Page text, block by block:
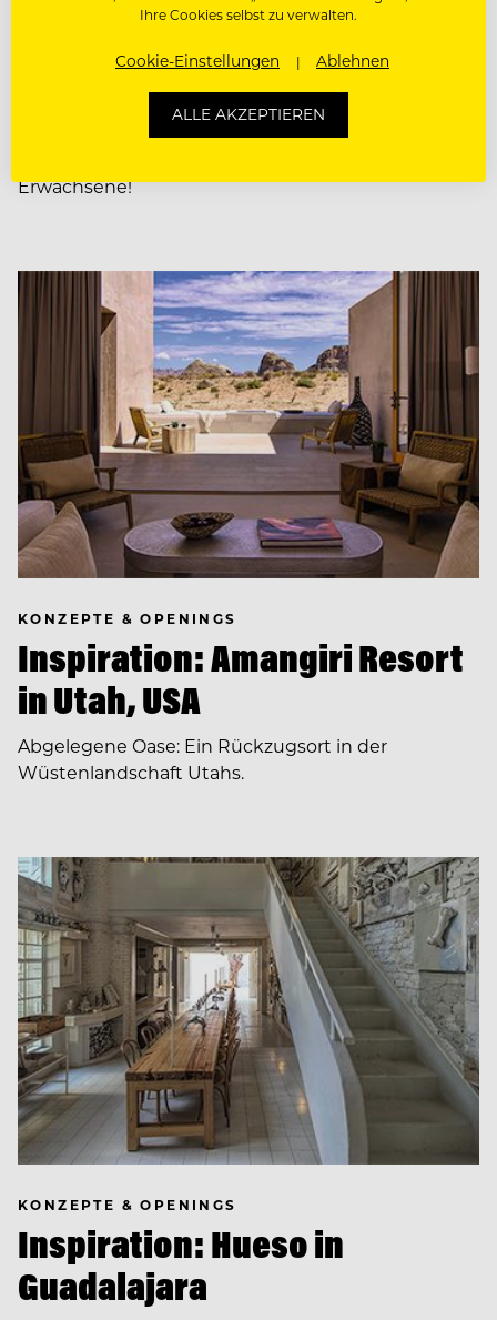
Inspiration: Swingers in
Erwachsene!
KONZEPTE & OPENINGS
Inspiration: Amangiri Resort
in Utah, USA
Abgelegene Oase: Ein Rückzugsort in der
Wüstenlandschaft Utahs.
KONZEPTE & OPENINGS
Inspiration: Hueso in
Guadalajara
Ihre Cookies selbst zu verwalten.
Cookie-Einstellungen Ablehnen
ALLE AKZEPTIEREN